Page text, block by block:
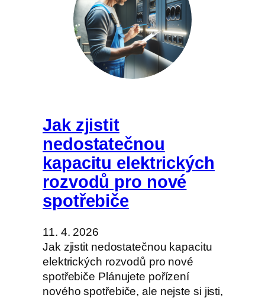
Jak zjistit
nedostatečnou
kapacitu elektrických
rozvodů pro nové
spotřebiče
11. 4. 2026
Jak zjistit nedostatečnou kapacitu
elektrických rozvodů pro nové
spotřebiče Plánujete pořízení
nového spotřebiče, ale nejste si jisti,